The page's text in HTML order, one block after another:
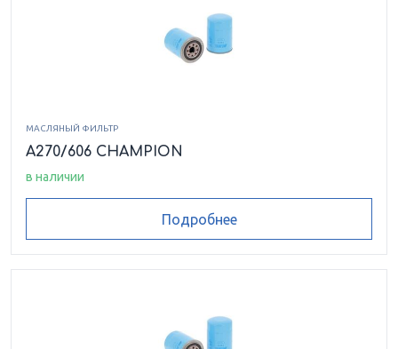
МАСЛЯНЫЙ ФИЛЬТР
A270/606 CHAMPION
в наличии
Подробнее